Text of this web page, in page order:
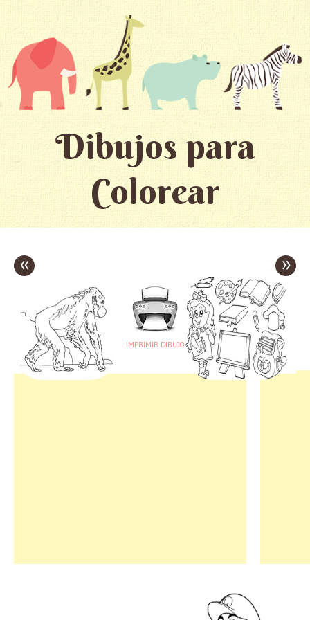
Dibujos para
Colorear
«
IMPRIMIR DIBUJO
»